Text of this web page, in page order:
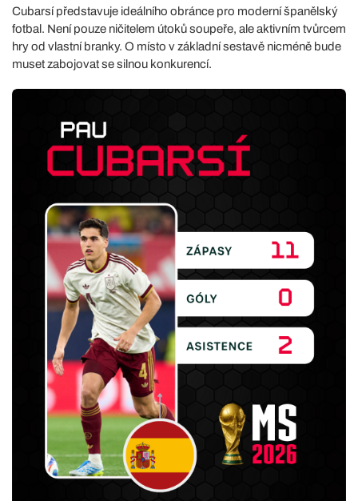
Cubarsí představuje ideálního obránce pro moderní španělský
fotbal. Není pouze ničitelem útoků soupeře, ale aktivním tvůrcem
hry od vlastní branky. O místo v základní sestavě nicméně bude
muset zabojovat se silnou konkurencí.